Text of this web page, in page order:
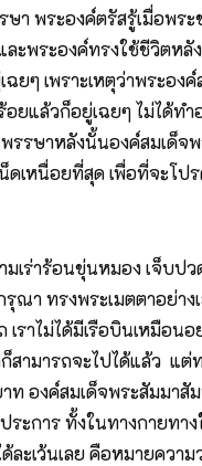
า พระองค์ตรัสรู้เมื่อพร
ะพระองค์ทรงใช้ชีวิตหลั
ๆ เพราะเหตุว่าพระองค์
ยแล้วก็อยู่เฉยๆ ไม่ได้ทำ
รรษาหลังนั้นองค์สมเด็จ
ดเหนื่อยที่สุด เพื่อที่จะโป
เร่าร้อนขุ่นหมอง เจ็บป
ณา ทรงพระเมตตาอย่า
ราไม่ได้มีเรือบินเหมือน
ก็สามารถจะไปได้แล้ว แ
ท องค์สมเด็จพระสัมมาสั
ประการ ทั้งในทางกายท
ละเว้นเลย คือหมายควา